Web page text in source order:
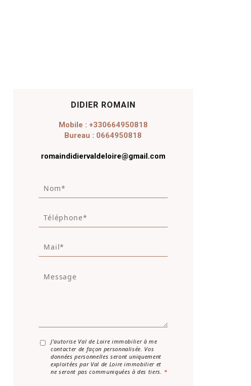
DIDIER ROMAIN
Mobile : +330664950818
Bureau : 0664950818
romaindidiervaldeloire@gmail.com
N
*
p
M
M
*
A
J’autorise Val de Loire immobilier à me
contacter de façon personnalisée. Vos
données personnelles seront uniquement
exploitées par Val de Loire immobilier et
ne seront pas communiquées à des tiers. *